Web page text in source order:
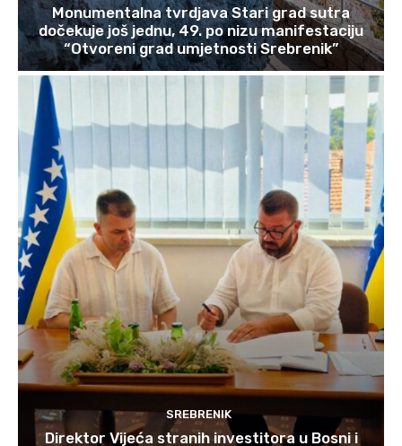
Monumentalna tvrdjava Stari grad sutra
dočekuje još jednu, 49. po nizu manifestaciju
“Otvoreni grad umjetnosti Srebrenik”
SREBRENIK
Direktor Vijeća stranih investitora u Bosni i